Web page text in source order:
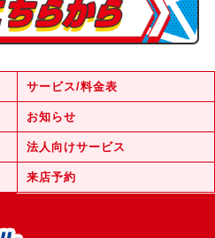
サービス/料金表
お知らせ
法人向けサービス
来店予約